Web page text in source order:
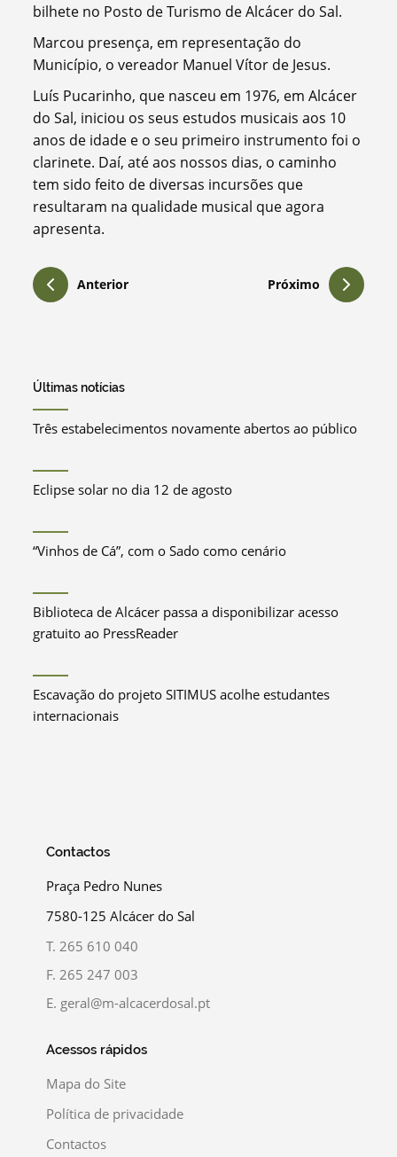
bilhete no Posto de Turismo de Alcácer do Sal.
Marcou presença, em representação do
Município, o vereador Manuel Vítor de Jesus.
Luís Pucarinho, que nasceu em 1976, em Alcácer
do Sal, iniciou os seus estudos musicais aos 10
anos de idade e o seu primeiro instrumento foi o
clarinete. Daí, até aos nossos dias, o caminho
tem sido feito de diversas incursões que
resultaram na qualidade musical que agora
apresenta.
Anterior Próximo
Últimas notícias
Três estabelecimentos novamente abertos ao público
Eclipse solar no dia 12 de agosto
“Vinhos de Cá”, com o Sado como cenário
Biblioteca de Alcácer passa a disponibilizar acesso
gratuito ao PressReader
Escavação do projeto SITIMUS acolhe estudantes
internacionais
Contactos
Praça Pedro Nunes
7580-125 Alcácer do Sal
T. 265 610 040
F. 265 247 003
E. geral@m-alcacerdosal.pt
Acessos rápidos
Mapa do Site
Política de privacidade
Contactos